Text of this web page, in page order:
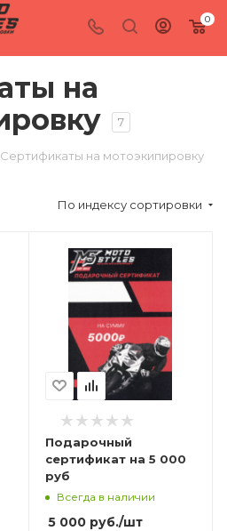
0
на
7
Сертификаты на мотоэкипировку
По индексу сортировки
Подарочный
сертификат на 5 000
руб
Всегда в наличии
5 000руб./шт